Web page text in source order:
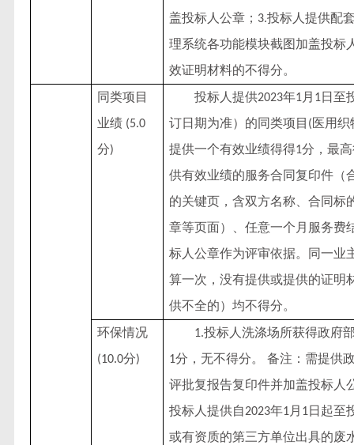
盖投标人公章； 3.投标人提供配
理系统各功能模块截图加盖投标
效证明材料的不得分。
同类项目
业绩(5.0
分)
投标人提供2023年1月 1日至
订日期为准）的同类项目 (医用织
提供一个有效业绩得得1分，最
供有效业绩的服务合同复印件（
的关键页，含双方名称、合同标
章等页面）、任意一个月服务费
标人公章作为评审依据。同一业
算一次，没有提供或提供的证明
供不全的）均不得分。
环保情况
(10.0分)
1.投标人洗涤场所获得政府
1分，无不得分。 备注：需提供
评批复报告复印件并加盖投标人
投标人提供自2023年1月 1日起至
或有资质的第三方单位出具的废